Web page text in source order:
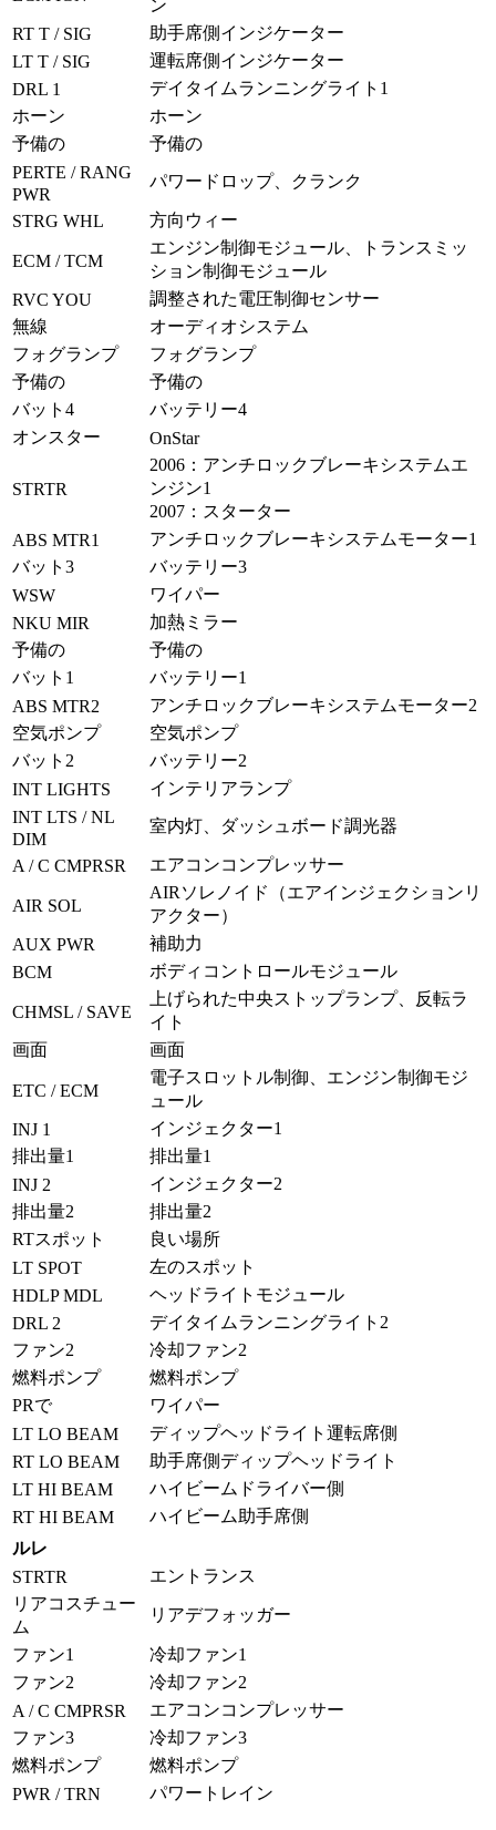
ン
RT T / SIG
助手席側インジケーター
LT T / SIG
運転席側インジケーター
DRL 1
デイタイムランニングライト1
ホーン
ホーン
予備の
予備の
PERTE / RANG
PWR
パワードロップ、クランク
STRG WHL 方向ウィー
ECM / TCM
エンジン制御モジュール、トランスミッ
ション制御モジュール
RVC YOU
調整された電圧制御センサー
無線
オーディオシステム
フォグランプ
フォグランプ
予備の
予備の
バット4
バッテリー4
オンスター
OnStar
STRTR
2006：アンチロックブレーキシステムエ
ンジン1
2007：スターター
ABS MTR1
アンチロックブレーキシステムモーター1
バット3
バッテリー3
WSW
ワイパー
NKU MIR
加熱ミラー
予備の
予備の
バット1
バッテリー1
ABS MTR2
アンチロックブレーキシステムモーター2
空気ポンプ
空気ポンプ
バット2
バッテリー2
INT LIGHTS
インテリアランプ
INT LTS / NL
DIM
室内灯、ダッシュボード調光器
A / C CMPRSR エアコンコンプレッサー
AIR SOL
AIRソレノイド（エアインジェクションリ
アクター）
AUX PWR
補助力
BCM
ボディコントロールモジュール
CHMSL / SAVE
上げられた中央ストップランプ、反転ラ
イト
画面
画面
ETC / ECM
電子スロットル制御、エンジン制御モジ
ュール
INJ 1
インジェクター1
排出量1
排出量1
INJ 2
インジェクター2
排出量2
排出量2
RTスポット
良い場所
LT SPOT
左のスポット
HDLP MDL
ヘッドライトモジュール
DRL 2
デイタイムランニングライト2
ファン2
冷却ファン2
燃料ポンプ
燃料ポンプ
PRで
ワイパー
LT LO BEAM
ディップヘッドライト運転席側
RT LO BEAM
助手席側ディップヘッドライト
LT HI BEAM
ハイビームドライバー側
RT HI BEAM
ハイビーム助手席側
ルレ
STRTR
エントランス
リアコスチュー
ム
リアデフォッガー
ファン1
冷却ファン1
ファン2
冷却ファン2
A / C CMPRSR
エアコンコンプレッサー
ファン3
冷却ファン3
燃料ポンプ
燃料ポンプ
PWR / TRN
パワートレイン